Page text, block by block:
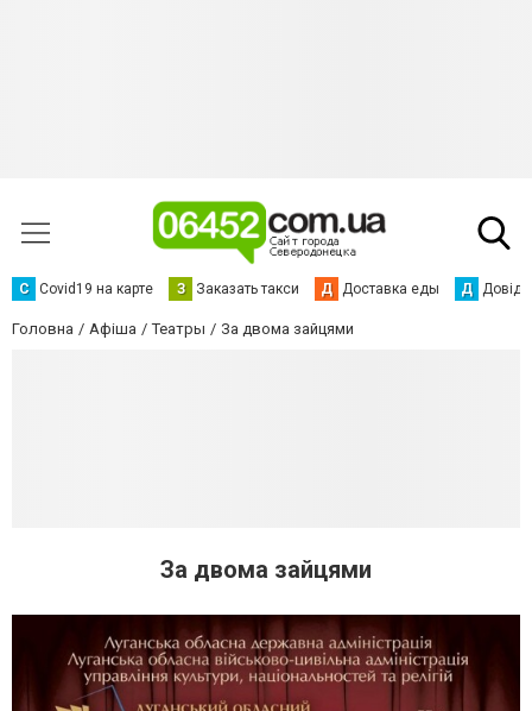
С Сovid19 на карте З Заказать такси Д Доставка еды Д
Головна Афіша Театры За двома зайцями
За двома зайцями